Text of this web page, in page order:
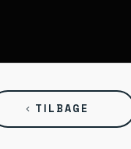
TILBAGE